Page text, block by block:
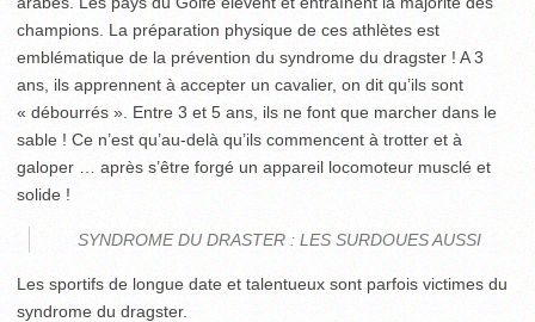
champions. La préparation physique de ces athlètes est
emblématique de la prévention du syndrome du dragster ! A 3
ans, ils apprennent à accepter un cavalier, on dit qu’ils sont
« débourrés ». Entre 3 et 5 ans, ils ne font que marcher dans le
sable ! Ce n’est qu’au-delà qu’ils commencent à trotter et à
galoper … après s’être forgé un appareil locomoteur musclé et
solide !
SYNDROME DU DRASTER : LES SURDOUES AUSSI
Les sportifs de longue date et talentueux sont parfois victimes du
syndrome du dragster.